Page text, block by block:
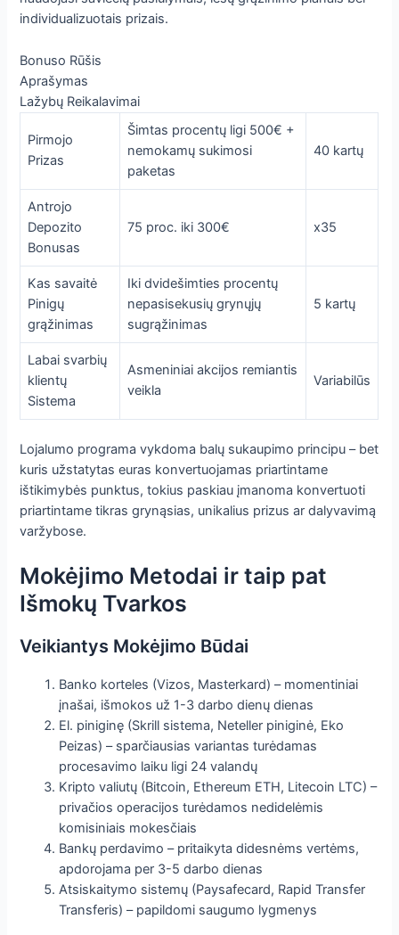
individualizuotais prizais.
Bonuso Rūšis
Aprašymas
Lažybų Reikalavimai
Pirmojo
Prizas
Šimtas procentų ligi 500€ +
nemokamų sukimosi
paketas
40 kartų
Antrojo
Depozito
Bonusas
75 proc. iki 300€ x35
Kas savaitė
Pinigų
grąžinimas
Iki dvidešimties procentų
nepasisekusių grynųjų
sugrąžinimas
5 kartų
Labai svarbių
klientų
Sistema
Asmeniniai akcijos remiantis
veikla
Variabilūs
Lojalumo programa vykdoma balų sukaupimo principu – bet
kuris užstatytas euras konvertuojamas priartintame
ištikimybės punktus, tokius paskiau įmanoma konvertuoti
priartintame tikras grynąsias, unikalius prizus ar dalyvavimą
varžybose.
Mokėjimo Metodai ir taip pat
Išmokų Tvarkos
Veikiantys Mokėjimo Būdai
Banko korteles (Vizos, Masterkard) – momentiniai
įnašai, išmokos už 1-3 darbo dienų dienas
El. piniginę (Skrill sistema, Neteller piniginė, Eko
Peizas) – sparčiausias variantas turėdamas
procesavimo laiku ligi 24 valandų
Kripto valiutų (Bitcoin, Ethereum ETH, Litecoin LTC) –
privačios operacijos turėdamos nedidelėmis
komisiniais mokesčiais
Bankų perdavimo – pritaikyta didesnėms vertėms,
apdorojama per 3-5 darbo dienas
Atsiskaitymo sistemų (Paysafecard, Rapid Transfer
Transferis) – papildomi saugumo lygmenys